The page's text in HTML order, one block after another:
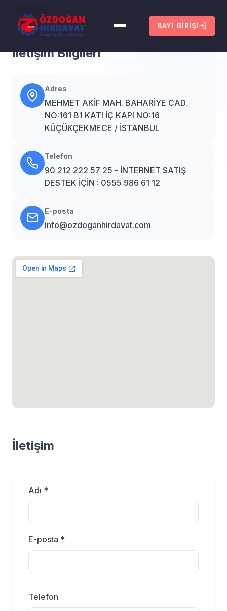
BAYI GIRIŞI
İletişim Bilgileri
Adres
MEHMET AKİF MAH. BAHARİYE CAD.
NO:161 B1 KATI İÇ KAPI NO:16
KÜÇÜKÇEKMECE / İSTANBUL
Telefon
90 212 222 57 25 - İNTERNET SATIŞ
DESTEK İÇİN : 0555 986 61 12
E-posta
info@ozdoganhirdavat.com
İletişim
Adı *
E-posta *
Telefon